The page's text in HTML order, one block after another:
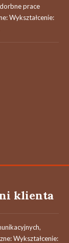
prace
Wykształcenie:
klienta
Wykształcenie: